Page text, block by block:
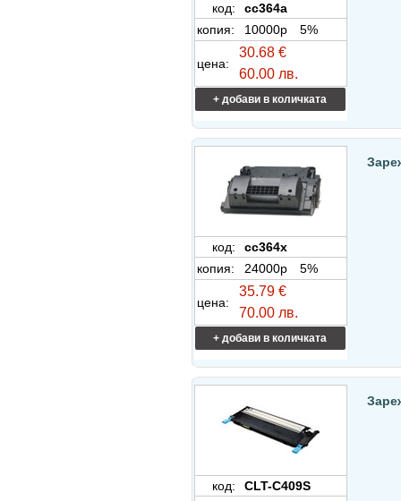
код:
cc364a
копия:
10000p 5%
цена:
30.68 €
60.00 лв.
+ добави в количката
код:
cc364x
копия:
24000p 5%
цена:
35.79 €
70.00 лв.
+ добави в количката
код:
CLT-C409S